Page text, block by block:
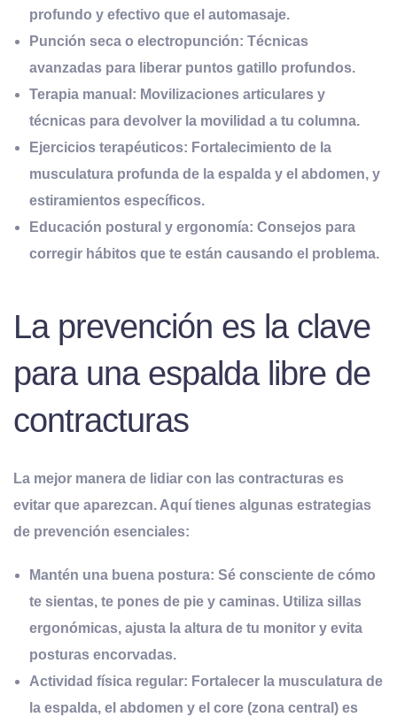
profundo y efectivo que el automasaje.
Punción seca o electropunción: Técnicas
avanzadas para liberar puntos gatillo profundos.
Terapia manual: Movilizaciones articulares y
técnicas para devolver la movilidad a tu columna.
Ejercicios terapéuticos: Fortalecimiento de la
musculatura profunda de la espalda y el abdomen, y
estiramientos específicos.
Educación postural y ergonomía: Consejos para
corregir hábitos que te están causando el problema.
La prevención es la clave
para una espalda libre de
contracturas
La mejor manera de lidiar con las contracturas es
evitar que aparezcan. Aquí tienes algunas estrategias
de prevención esenciales:
Mantén una buena postura: Sé consciente de cómo
te sientas, te pones de pie y caminas. Utiliza sillas
ergonómicas, ajusta la altura de tu monitor y evita
posturas encorvadas.
Actividadfísica regular: Fortalecer la musculatura de
la espalda, el abdomen y el core (zona central) es